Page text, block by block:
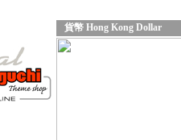
貨幣 Hong Kong Dollar